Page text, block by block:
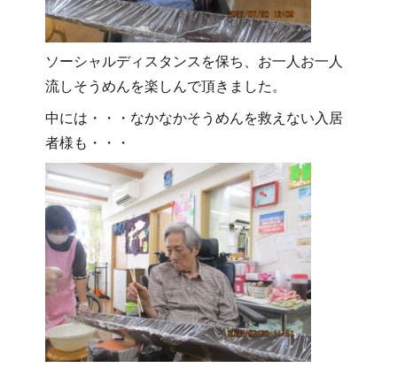
ソーシャルディスタンスを保ち、お一人お一人
流しそうめんを楽しんで頂きました。
中には・・・なかなかそうめんを救えない入居
者様も・・・